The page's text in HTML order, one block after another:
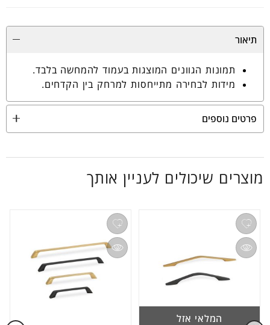
תיאור
תמונות הגוונים המוצגות בעמוד להמחשה בלבד.
מידות לבחירה מתייחסות למרחק בין הקדחים.
פרטים נוספים
מוצרים שיכולים לעניין אותך
המלאי אזל